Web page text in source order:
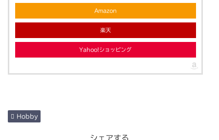
Amazon
楽天
Yahoo!ショッピング
Hobby
シェアする